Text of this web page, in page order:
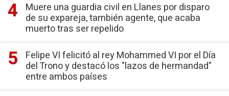
Muere una guardia civil en Llanes por disparo
de su expareja, también agente, que acaba
muerto tras ser repelido
Felipe VI felicitó al rey Mohammed VI por el Día
del Trono y destacó los "lazos de hermandad"
entre ambos países